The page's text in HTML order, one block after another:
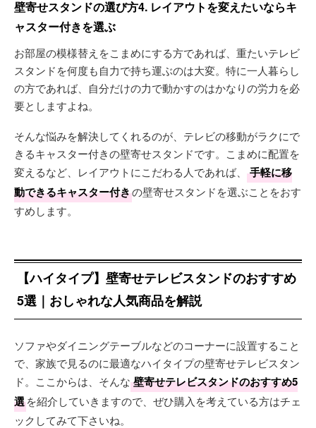
壁寄せスタンドの選び方4. レイアウトを変えたいならキ
ャスター付きを選ぶ
お部屋の模様替えをこまめにする方であれば、重たいテレビ
スタンドを何度も自力で持ち運ぶのは大変。特に一人暮らし
の方であれば、自分だけの力で動かすのはかなりの労力を必
要としますよね。
そんな悩みを解決してくれるのが、テレビの移動がラクにで
きるキャスター付きの壁寄せスタンドです。こまめに配置を
変えるなど、レイアウトにこだわる人であれば、
手軽に移
動できるキャスター付きの壁寄せスタンドを選ぶことをおす
すめします。
【ハイタイプ】壁寄せテレビスタンドのおすすめ
5選｜おしゃれな人気商品を解説
ソファやダイニングテーブルなどのコーナーに設置すること
で、家族で見るのに最適なハイタイプの壁寄せテレビスタン
ド。ここからは、そんな 壁寄せテレビスタンドのおすすめ5
選を紹介していきますので、ぜひ購入を考えている方はチェ
ックしてみて下さいね。